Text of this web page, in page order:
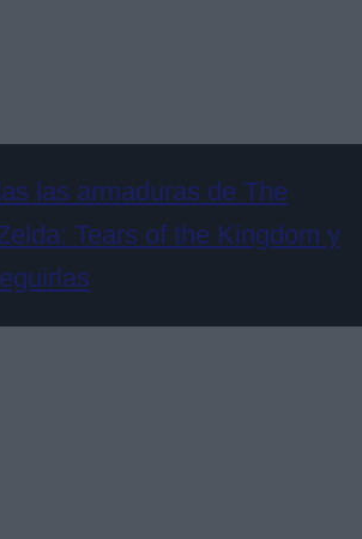
las armaduras de The
Tears of the Kingdom y